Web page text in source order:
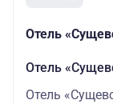
Отель
Отель
Отель